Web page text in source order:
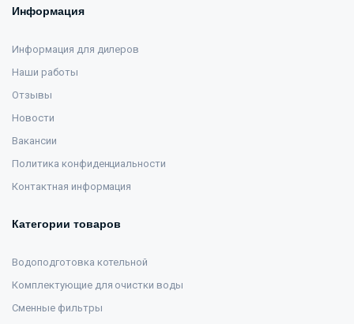
Информация
Информация для дилеров
Наши работы
Отзывы
Новости
Вакансии
Политика конфиденциальности
Контактная информация
Категории товаров
Водоподготовка котельной
Комплектующие для очистки воды
Сменные фильтры